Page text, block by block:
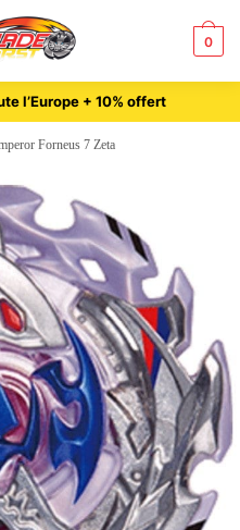
0
l’Europe + 10% offert
Forneus 7 Zeta